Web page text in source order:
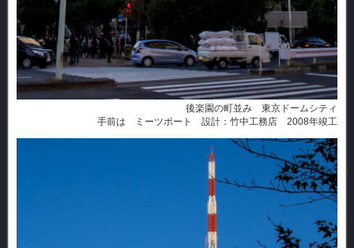
後楽園の町並み 東京ドームシティ
手前は ミーツポート 設計：竹中工務店 2008年竣工